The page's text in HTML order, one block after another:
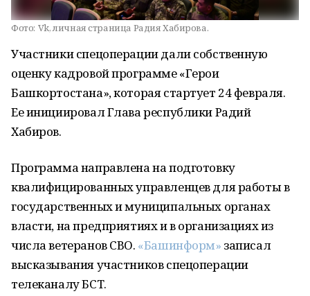
Фото: Vk, личная страница Радия Хабирова.
Участники спецоперации дали собственную
оценку кадровой программе «Герои
Башкортостана», которая стартует 24 февраля.
Ее инициировал Глава республики Радий
Хабиров.
Программа направлена на подготовку
квалифицированных управленцев для работы в
государственных и муниципальных органах
власти, на предприятиях и в организациях из
числа ветеранов СВО. «Башинформ» записал
высказывания участников спецоперации
телеканалу БСТ.